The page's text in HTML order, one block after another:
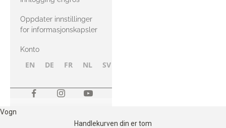
Oppdater innstillinger
for informasjonskapsler
Konto
EN DE FR NL SV
Vogn
Handlekurven din er tom